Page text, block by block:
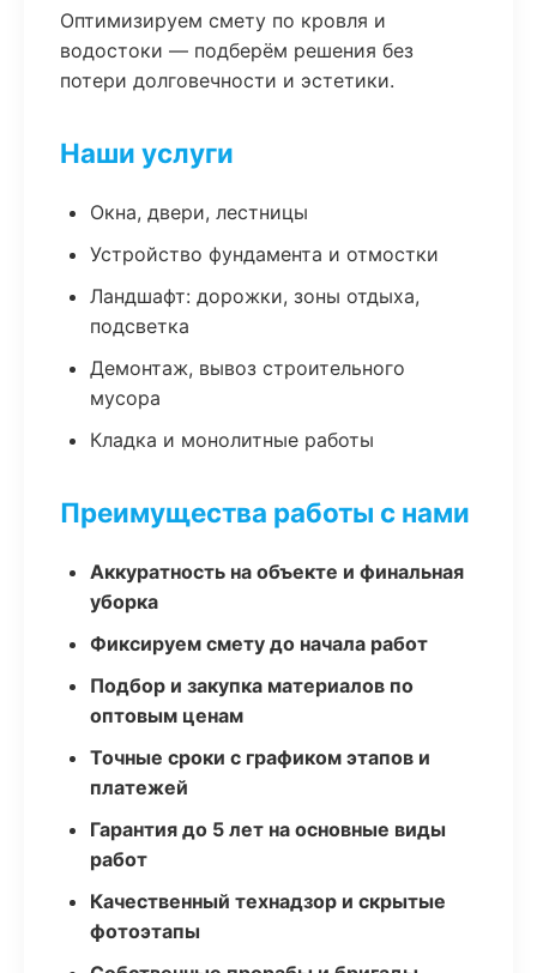
Оптимизируем смету по кровля и
водостоки — подберём решения без
потери долговечности и эстетики.
Наши услуги
Окна, двери, лестницы
Устройство фундамента и отмостки
Ландшафт: дорожки, зоны отдыха,
подсветка
Демонтаж, вывоз строительного
мусора
Кладка и монолитные работы
Преимущества работы с нами
Аккуратность на объекте и финальная
уборка
Фиксируем смету до начала работ
Подбор и закупка материалов по
оптовым ценам
Точные сроки с графиком этапов и
платежей
Гарантия до 5 лет на основные виды
работ
Качественный технадзор и скрытые
фотоэтапы